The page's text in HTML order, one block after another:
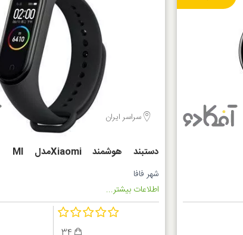
سراسر ایران
دستبند هوشمند Xiaomiمدل MI
BAND4 China
شهر فافا
اطلاعات بیشتر...